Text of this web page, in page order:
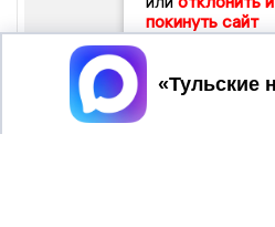
покинуть сайт
Принять